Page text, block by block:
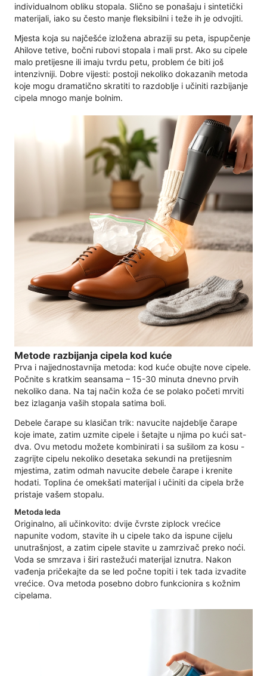
individualnom obliku stopala. Slično se ponašaju i sintetički
materijali, iako su često manje fleksibilni i teže ih je odvojiti.
Mjesta koja su najčešće izložena abraziji su peta, ispupčenje
Ahilove tetive, bočni rubovi stopala i mali prst. Ako su cipele
malo pretijesne ili imaju tvrdu petu, problem će biti još
intenzivniji. Dobre vijesti: postoji nekoliko dokazanih metoda
koje mogu dramatično skratiti to razdoblje i učiniti razbijanje
cipela mnogo manje bolnim.
Metode razbijanja cipela kod kuće
Prva i najjednostavnija metoda: kod kuće obujte nove cipele.
Počnite s kratkim seansama – 15-30 minuta dnevno prvih
nekoliko dana. Na taj način koža će se polako početi mrviti
bez izlaganja vaših stopala satima boli.
Debele čarape su klasičan trik: navucite najdeblje čarape
koje imate, zatim uzmite cipele i šetajte u njima po kući sat-
dva. Ovu metodu možete kombinirati i sa sušilom za kosu -
zagrijte cipelu nekoliko desetaka sekundi na pretijesnim
mjestima, zatim odmah navucite debele čarape i krenite
hodati. Toplina će omekšati materijal i učiniti da cipela brže
pristaje vašem stopalu.
Metoda leda
Originalno, ali učinkovito: dvije čvrste ziplock vrećice
napunite vodom, stavite ih u cipele tako da ispune cijelu
unutrašnjost, a zatim cipele stavite u zamrzivač preko noći.
Voda se smrzava i širi rastežući materijal iznutra. Nakon
vađenja pričekajte da se led počne topiti i tek tada izvadite
vrećice. Ova metoda posebno dobro funkcionira s kožnim
cipelama.